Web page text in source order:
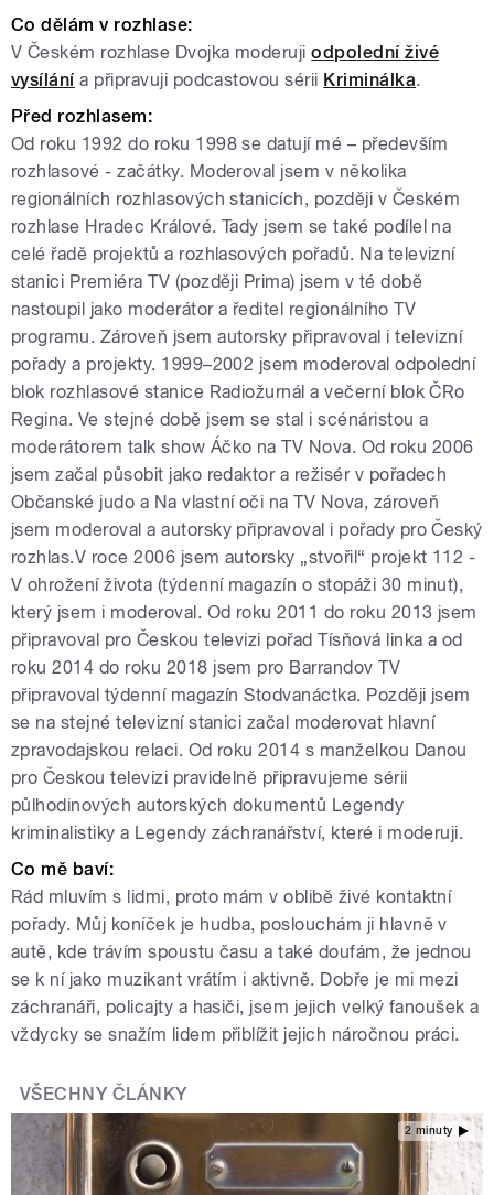
Co dělám v rozhlase:
V Českém rozhlase Dvojka moderujiodpolední živé
vysílánía připravuji podcastovou sérii Kriminálka.
Před rozhlasem:
Od roku 1992 do roku 1998 se datují mé – především
rozhlasové - začátky. Moderoval jsem v několika
regionálních rozhlasových stanicích, později v Českém
rozhlase Hradec Králové. Tady jsem se také podílel na
celé řadě projektů a rozhlasových pořadů. Na televizní
stanici Premiéra TV (později Prima) jsem v té době
nastoupil jako moderátor a ředitel regionálního TV
programu. Zároveň jsem autorsky připravoval i televizní
pořady a projekty. 1999–2002 jsem moderoval odpolední
blok rozhlasové stanice Radiožurnál a večerní blok ČRo
Regina. Ve stejné době jsem se stal i scénáristou a
moderátorem talk show Áčko na TV Nova. Od roku 2006
jsem začal působit jako redaktor a režisér v pořadech
Občanské judo a Na vlastní oči na TV Nova, zároveň
jsem moderoval a autorsky připravoval i pořady pro Český
rozhlas.V roce 2006 jsem autorsky „stvořil“ projekt 112 -
V ohrožení života (týdenní magazín o stopáži 30 minut),
který jsem i moderoval. Od roku 2011 do roku 2013 jsem
připravoval pro Českou televizi pořad Tísňová linka a od
roku 2014 do roku 2018 jsem pro Barrandov TV
připravoval týdenní magazín Stodvanáctka. Později jsem
se na stejné televizní stanici začal moderovat hlavní
zpravodajskou relaci. Od roku 2014 s manželkou Danou
pro Českou televizi pravidelně připravujeme sérii
půlhodinových autorských dokumentů Legendy
kriminalistiky a Legendy záchranářství, které i moderuji.
Co mě baví:
Rád mluvím s lidmi, proto mám v oblibě živé kontaktní
pořady. Můj koníček je hudba, poslouchám ji hlavně v
autě, kde trávím spoustu času a také doufám, že jednou
se k ní jako muzikant vrátím i aktivně. Dobře je mi mezi
záchranáři, policajty a hasiči, jsem jejich velký fanoušek a
vždycky se snažím lidem přiblížit jejich náročnou práci.
VŠECHNY ČLÁNKY
2 minuty